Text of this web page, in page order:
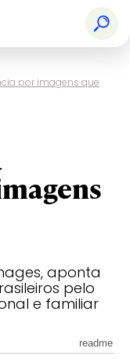
por imagens que
aponta
pelo
e familiar
readme